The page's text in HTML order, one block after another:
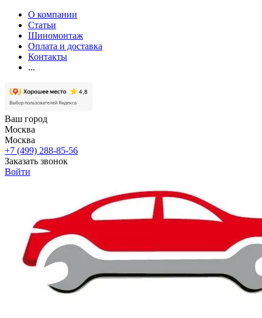
О компании
Статьи
Шиномонтаж
Оплата и доставка
Контакты
...
Ваш город
Москва
Москва
+7 (499) 288-85-56
Заказать звонок
Войти